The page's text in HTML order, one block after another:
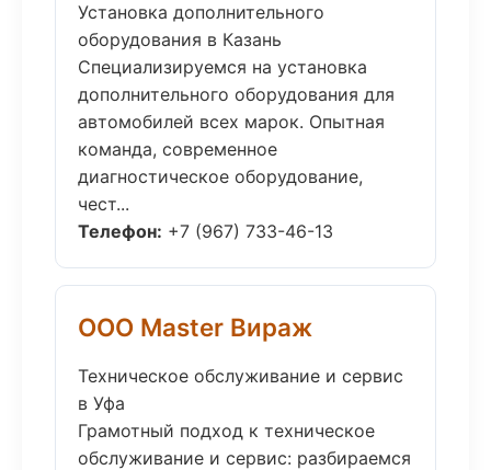
Установка дополнительного
оборудования в Казань
Специализируемся на установка
дополнительного оборудования для
автомобилей всех марок. Опытная
команда, современное
диагностическое оборудование,
чест...
Телефон: +7 (967) 733-46-13
ООО Master Вираж
Техническое обслуживание и сервис
в Уфа
Грамотный подход к техническое
обслуживание и сервис: разбираемся